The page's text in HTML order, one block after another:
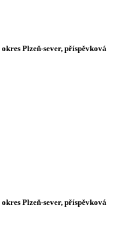
Plzeň-sever, příspěvková
Plzeň-sever, příspěvková